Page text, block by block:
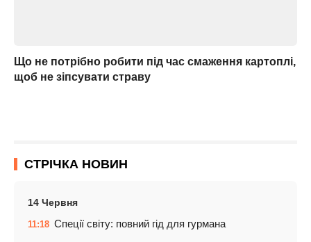
Що не потрібно робити під час смаження картоплі,
щоб не зіпсувати страву
СТРІЧКА НОВИН
14 Червня
11:18 Спеції світу: повний гід для гурмана